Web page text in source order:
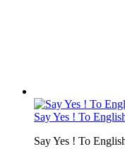
Say Yes ! To
Say Yes ! To